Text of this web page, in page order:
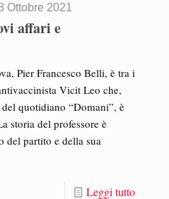
Ottobre 2021
affari e
Pier Francesco Belli, è tra i
Vicit Leo che,
quotidiano “Domani”, è
storia del professore è
del partito e della sua
Leggi tutto